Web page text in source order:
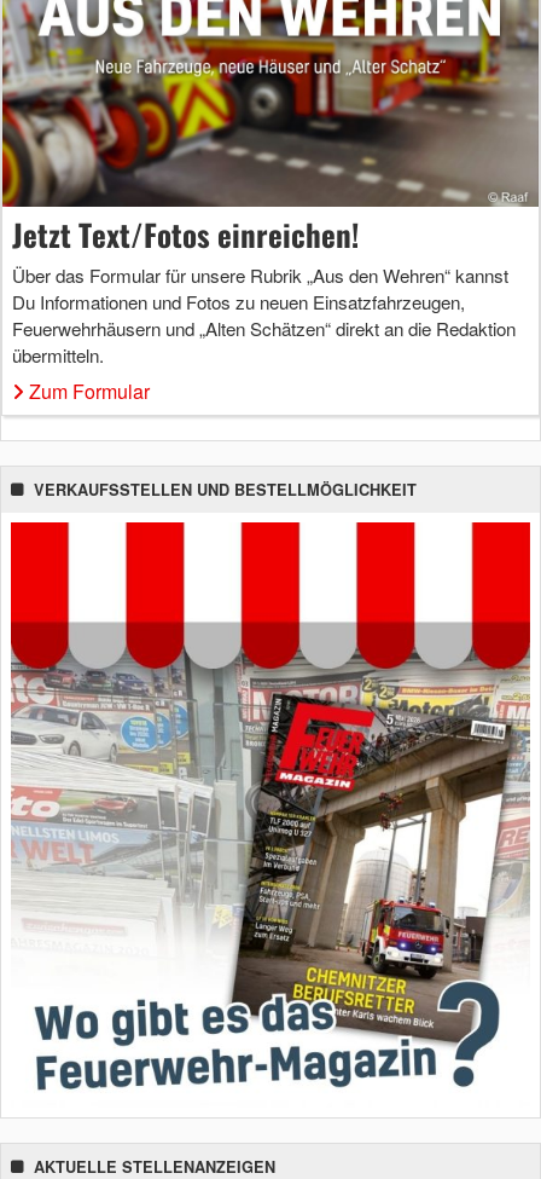
Jetzt Text/Fotos einreichen!
Über das Formular für unsere Rubrik „Aus den Wehren“ kannst
Du Informationen und Fotos zu neuen Einsatzfahrzeugen,
Feuerwehrhäusern und „Alten Schätzen“ direkt an die Redaktion
übermitteln.
Zum Formular
VERKAUFSSTELLEN UND BESTELLMÖGLICHKEIT
AKTUELLE STELLENANZEIGEN